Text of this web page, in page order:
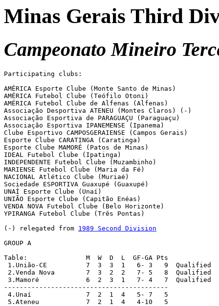
Minas Gerais Third
Campeonato Mineiro
Participating clubs:
AMÉRICA Esporte Clube (Monte Santo de Minas)
AMÉRICA Futebol Clube (Teófilo Otoni)
AMÉRICA Futebol Clube de Alfenas (Alfenas)
Associação Desportiva ATENEU (Montes Claros) (-)
Associação Esportiva de PARAGUAÇU (Paraguaçu)
Associação Esportiva IPANEMENSE (Ipanema)
Clube Esportivo CAMPOSGERAIENSE (Campos Gerais)
Esporte Clube CARATINGA (Caratinga)
Esporte Clube MAMORÉ (Patos de Minas)
IDEAL Futebol Clube (Ipatinga)
INDEPENDENTE Futebol Clube (Muzambinho)
MARIENSE Futebol Clube (Maria da Fé)
NACIONAL Atlético Clube (Muriaé)
Sociedade ESPORTIVA Guaxupé (Guaxupé)
UNAÍ Esporte Clube (Unaí)
UNIÃO Esporte Clube (Capitão Enéas)
VENDA NOVA Futebol Clube (Belo Horizonte)
YPIRANGA Futebol Clube (Três Pontas)
(-) relegated from 1989 Second Division
GROUP A
Table:               M  W  D  L  GF-GA Pts
1.União-CE          7  3  3  1   6- 3   9  Qualified
2.Venda Nova        7  3  2  2   7- 5   8  Qualified
3.Mamoré            6  2  3  1   7- 4   7  Qualified
------------------------------------------
4.Unaí              7  2  1  4   5- 7   5
5.Ateneu            7  2  1  4   4-10   5